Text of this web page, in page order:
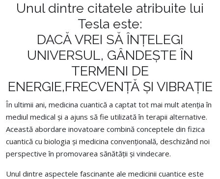
Unul dintre citatele atribuite lui
Tesla este:
DACĂ VREI SĂ ÎNȚELEGI
UNIVERSUL, GÂNDEȘTE ÎN
TERMENI DE
ENERGIE,FRECVENȚĂ ȘI VIBRAȚIE
În ultimii ani, medicina cuantică a captat tot mai mult atenția în
mediul medical și a ajuns să fie utilizată în terapii alternative.
Această abordare inovatoare combină conceptele din fizica
cuantică cu biologia și medicina convențională, deschizând noi
perspective în promovarea sănătății și vindecare.
Unul dintre aspectele fascinante ale medicinii cuantice este